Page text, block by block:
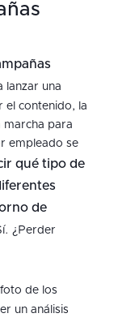
lanzar una
el contenido, la
marcha para
empleado se
qué tipo de
de
¿Perder
de los
un análisis